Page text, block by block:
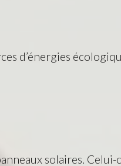
d’énergies
solaires.